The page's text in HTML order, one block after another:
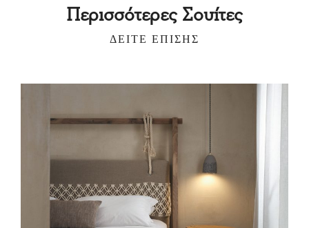
Περισσότερες Σουίτες
ΔΕΊΤΕ ΕΠΊΣΗΣ